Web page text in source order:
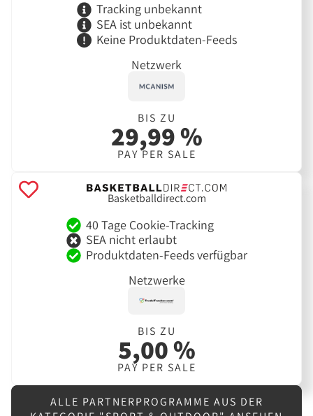
Tracking unbekannt
SEA ist unbekannt
Keine Produktdaten-Feeds
Netzwerk
BIS ZU
29,99 %
PAY PER SALE
Basketballdirect.com
40 Tage Cookie-Tracking
SEA nicht erlaubt
Produktdaten-Feeds verfügbar
Netzwerke
BIS ZU
5,00 %
PAY PER SALE
ALLE PARTNERPROGRAMME AUS DER